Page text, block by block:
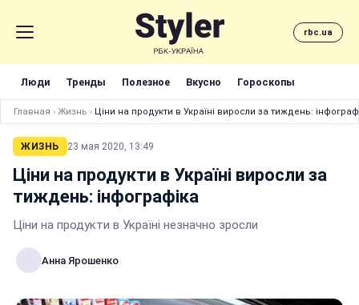
rbc.ua
Люди Тренды Полезное Вкусно Гороскопы
Главная › Жизнь › Ціни на продукти в Україні виросли за тиждень:
ЖИЗНЬ 23 мая 2020, 13:49
Ціни на продукти в Україні виросли за
тиждень: інфографіка
Ціни на продукти в Україні незначно зросли
Анна Ярошенко